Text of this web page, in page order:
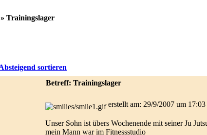
» Trainingslager
Betreff: Trainingslager
erstellt am: 29/9/2007 um 17:03
Unser Sohn ist übers Wochenende mit seiner Ju
mein Mann war im Fitnessstudio